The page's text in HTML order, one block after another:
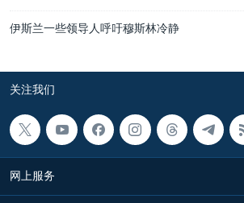
伊斯兰一些领导人呼吁穆斯林冷静
关注我们
网上服务